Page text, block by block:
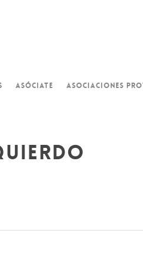
ASÓCIATE ASOCIACIONES